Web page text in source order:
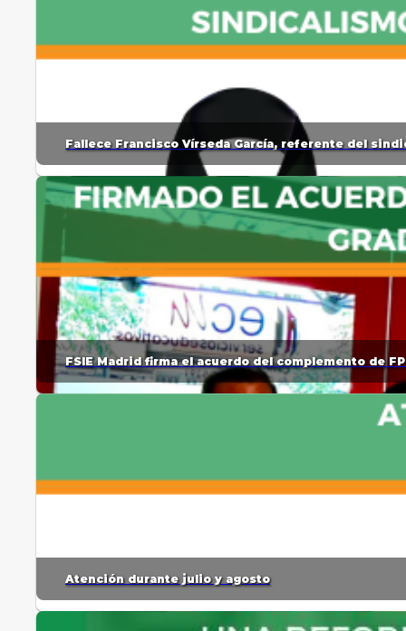
Fallece Francisco Vírseda García, referente del
FSIE Madrid firma el acuerdo del complemento de
Atención durante julio y agosto